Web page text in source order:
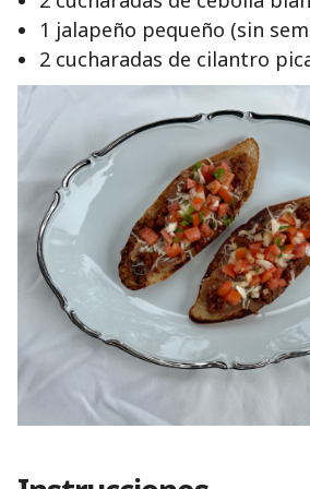
1 jalapeño pequeño (sin
2 cucharadas de cilantro